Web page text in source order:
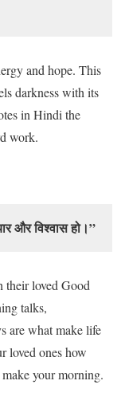
and hope. This
darkness with its
in Hindi the
work.
और विश्वास हो।”
their loved Good
talks,
are what make life
loved ones how
your morning.